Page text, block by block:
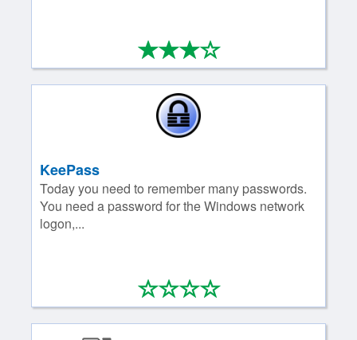
****
3/4
KeePass
Today you need to remember many passwords.
You need a password for the Windows network
logon,...
****
0/4